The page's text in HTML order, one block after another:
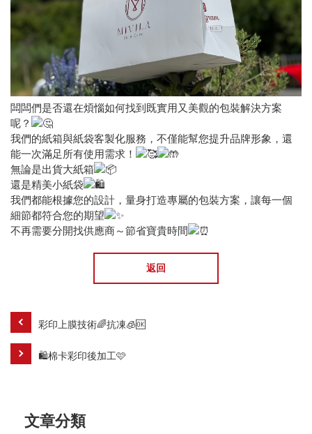
闆闆們是否還在煩惱如何找到既實用又美觀的包裝解決方案
呢？
我們的紙箱與紙袋客製化服務，不僅能幫您提升品牌形象，還
能一次滿足所有使用需求！
無論是出貨大紙箱
還是精美小紙袋
我們都能根據您的設計，量身打造專屬的包裝方案，讓每一個
細節都符合您的期望
不再需要分開找供應商～節省寶貴時間
返回
彩印上膜技術🌈抗凍🧊🆗
🛍️棉卡彩印後加工🩷
文章分類